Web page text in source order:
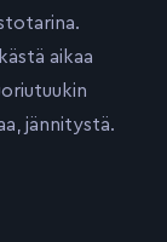
aikaa
jännitystä.